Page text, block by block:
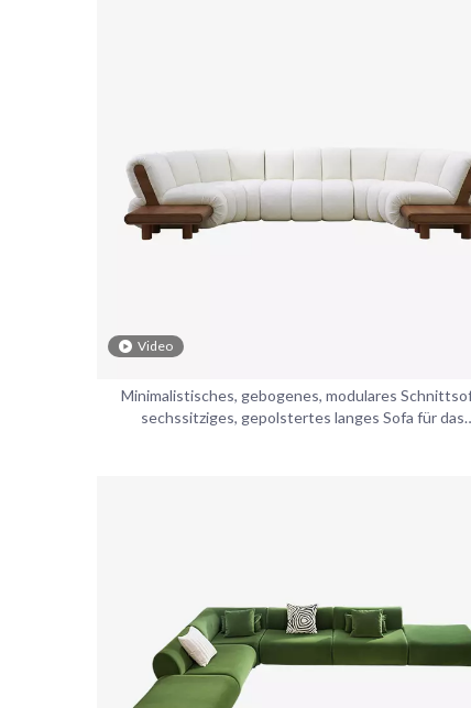
Video
Minimalistisches, gebogenes, modulares
sechssitziges, gepolstertes langes Sofa für das